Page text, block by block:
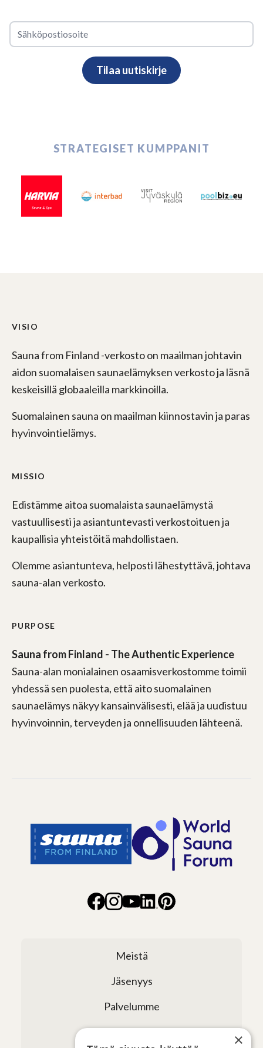
STRATEGISET KUMPPANIT
VISIO
Sauna from Finland -verkosto on maailman johtavin
aidon suomalaisen saunaelämyksen verkosto ja läsnä
keskeisillä globaaleilla markkinoilla.
Suomalainen sauna on maailman kiinnostavin ja paras
hyvinvointielämys.
MISSIO
Edistämme aitoa suomalaista saunaelämystä
vastuullisesti ja asiantuntevasti verkostoituen ja
kaupallisia yhteistöitä mahdollistaen.
Olemme asiantunteva, helposti lähestyttävä, johtava
sauna-alan verkosto.
PURPOSE
Sauna from Finland - The Authentic Experience
Sauna-alan monialainen osaamisverkostomme toimii
yhdessä sen puolesta, että aito suomalainen
saunaelämys näkyy kansainvälisesti, elää ja uudistuu
hyvinvoinnin, terveyden ja onnellisuuden lähteenä.
Meistä
Jäsenyys
Palvelumme
Verkostomme
×